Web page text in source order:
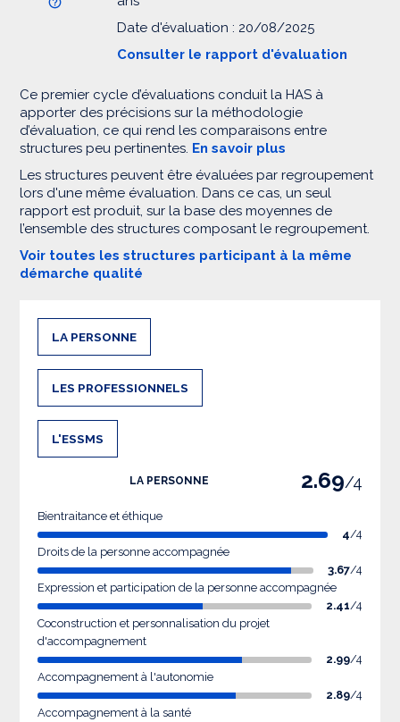
Date d'évaluation : 20/08/2025
Consulter le rapport d'évaluation
Ce premier cycle d’évaluations conduit la HAS à
apporter des précisions sur la méthodologie
d’évaluation, ce qui rend les comparaisons entre
structures peu pertinentes. En savoir plus
Les structures peuvent être évaluées par regroupement
lors d'une même évaluation. Dans ce cas, un seul
rapport est produit, sur la base des moyennes de
l’ensemble des structures composant le regroupement.
Voir toutes les structures participant à la même
démarche qualité
LA PERSONNE
LES PROFESSIONNELS
L'ESSMS
LA PERSONNE 2.69/4
Bientraitance et éthique
4/4
Droits de la personne accompagnée
3.67/4
Expression et participation de la personne accompagnée
2.41/4
Coconstruction et personnalisation du projet
d'accompagnement
2.99/4
Accompagnement à l'autonomie
2.89/4
Accompagnement à la santé